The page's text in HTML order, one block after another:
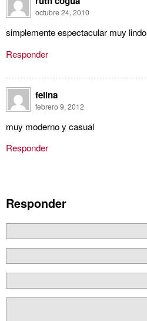
octubre 24, 2010
simplemente espectacular muy lindo
Responder
felina
febrero 9, 2012
muy moderno y casual
Responder
Responder